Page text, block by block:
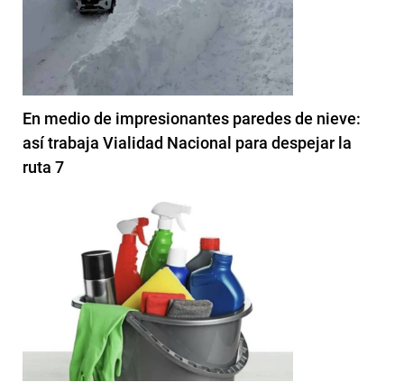
En medio de impresionantes paredes de nieve:
así trabaja Vialidad Nacional para despejar la
ruta 7